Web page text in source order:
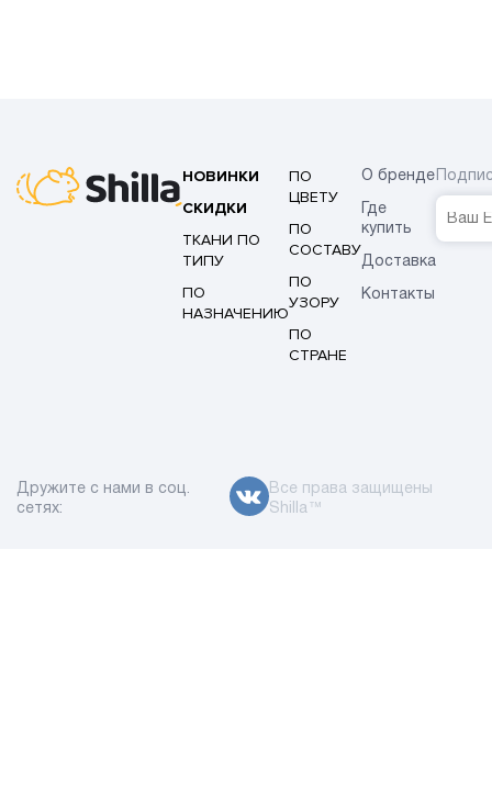
НОВИНКИ
СКИДКИ
ТКАНИ ПО
ТИПУ
ПО
НАЗНАЧЕНИЮ
ПО
ЦВЕТУ
ПО
СОСТАВУ
ПО
УЗОРУ
ПО
СТРАНЕ
О бренде
Где
купить
Доставка
Контакты
Дружите с нами в соц.
сетях:
Все права защищены
Shilla™